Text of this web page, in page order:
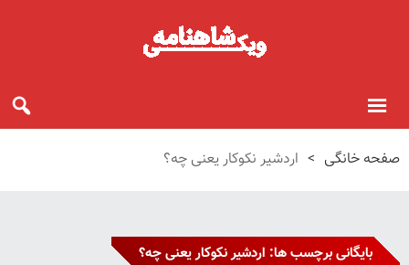
صفحه خانگی > اردشیر نکوکار یعنی چه؟
بایگانی برچسب ها: اردشیر نکوکار یعنی چه؟